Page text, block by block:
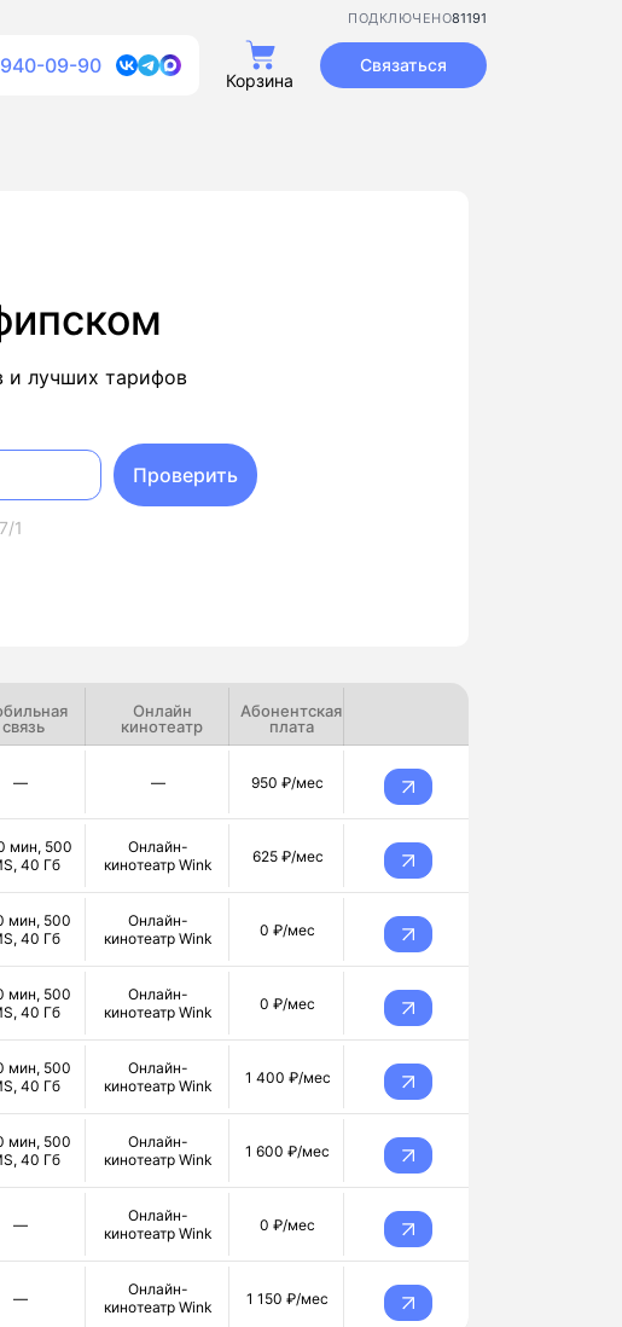
81191
ПОДКЛЮЧЕНО
09-90
Корзина
Связаться
и лучших тарифов
1
Проверить
связь
Онлайн
кинотеатр
Абонентская
плата
— — 950 ₽/мес
мин, 500
40 Гб
Онлайн-
кинотеатр Wink
625 ₽/мес
мин, 500
40 Гб
Онлайн-
кинотеатр Wink
0 ₽/мес
мин, 500
40 Гб
Онлайн-
кинотеатр Wink
0 ₽/мес
мин, 500
40 Гб
Онлайн-
кинотеатр Wink
1 400 ₽/мес
мин, 500
40 Гб
Онлайн-
кинотеатр Wink
1 600 ₽/мес
—
Онлайн-
кинотеатр Wink
0 ₽/мес
—
Онлайн-
кинотеатр Wink
1 150 ₽/мес